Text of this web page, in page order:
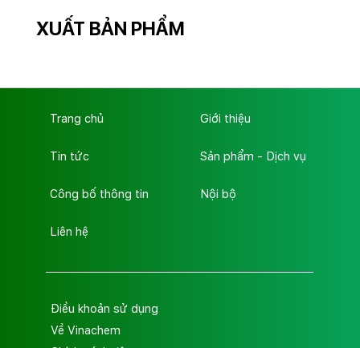
XUẤT BẢN PHẨM
Trang chủ Giới thiệu
Tin tức Sản phẩm - Dịch vụ
Công bố thông tin Nội bộ
Liên hệ
Điều khoản sử dụng
Về Vinachem